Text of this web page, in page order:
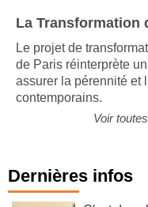
La Transformation
Le projet de
de Paris réinterprète
assurer la pérennité et
contemporains.
Voir
Dernières infos